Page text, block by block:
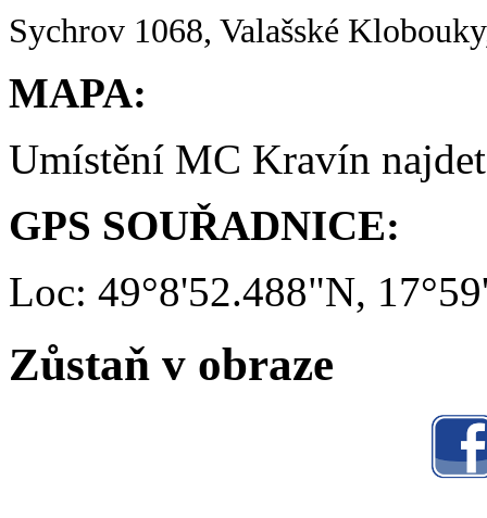
Sychrov 1068, Valašské
MAPA:
Umístění MC Kravín
GPS SOUŘADNICE:
Loc: 49°8'52.488"N,
Zůstaň v obraze